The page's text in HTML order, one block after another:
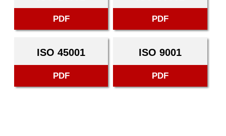
PDF PDF
ISO 45001
PDF
ISO 9001
PDF